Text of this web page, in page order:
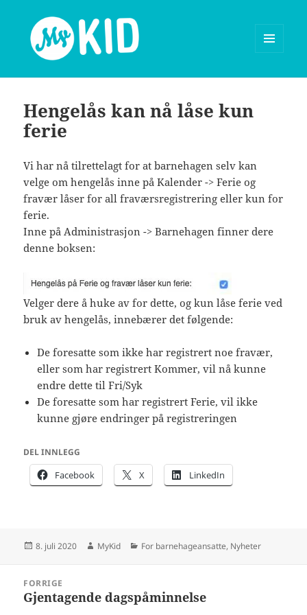
WIDGETER
Hengelås kan nå låse kun
ferie
Vi har nå tilrettelagt for at barnehagen selv kan
velge om hengelås inne på Kalender -> Ferie og
fravær låser for all fraværsregistrering eller kun for
ferie.
Inne på Administrasjon -> Barnehagen finner dere
denne boksen:
Velger dere å huke av for dette, og kun låse ferie ved
bruk av hengelås, innebærer det følgende:
De foresatte som ikke har registrert noe fravær,
eller som har registrert Kommer, vil nå kunne
endre dette til Fri/Syk
De foresatte som har registrert Ferie, vil ikke
kunne gjøre endringer på registreringen
DEL INNLEGG
Facebook X LinkedIn
Publisert
8. juli 2020 Forfatter
MyKid Kategorier
For barnehageansatte, Nyheter
FORRIGE
Forrige
Gjentagende dagspåminnelse